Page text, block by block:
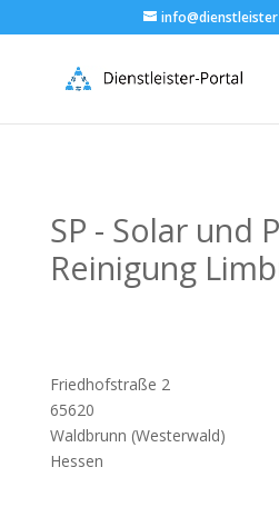
SP - Solar und
Reinigung
Friedhofstraße 2
65620
Waldbrunn (Westerwald)
Hessen